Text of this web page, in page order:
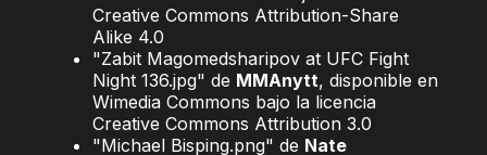
Creative Commons Attribution-Share
Alike 4.0
"Zabit Magomedsharipov at UFC Fight
Night 136.jpg" de MMAnytt, disponible en
Wimedia Commons bajo la licencia
Creative Commons Attribution 3.0
"Michael Bisping.png" de Nate